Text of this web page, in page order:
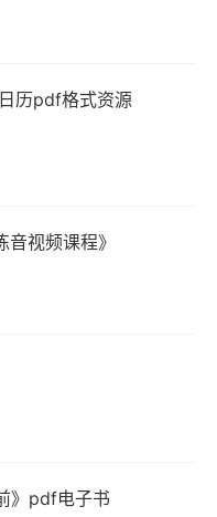
历pdf格式资源
音视频课程》
》pdf电子书